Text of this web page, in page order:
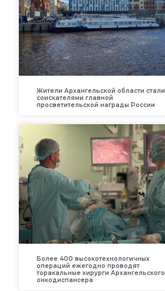
Жители Архангельской области стали
соискателями главной
просветительской награды России
Более 400 высокотехнологичных
операций ежегодно проводят
торакальные хирурги Архангельского
онкодиспансера